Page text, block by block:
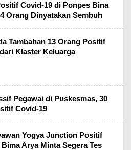
Covid-19 di Ponpes Bina
Orang Dinyatakan Sembuh
Tambahan 13 Orang Positif
Klaster Keluarga
Pegawai di Puskesmas, 30
Covid-19
Yogya Junction Positif
Arya Minta Segera Tes